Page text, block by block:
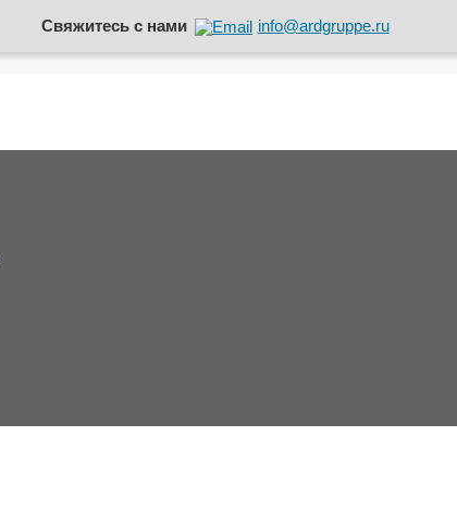
Свяжитесь с нами info@ardgruppe.ru